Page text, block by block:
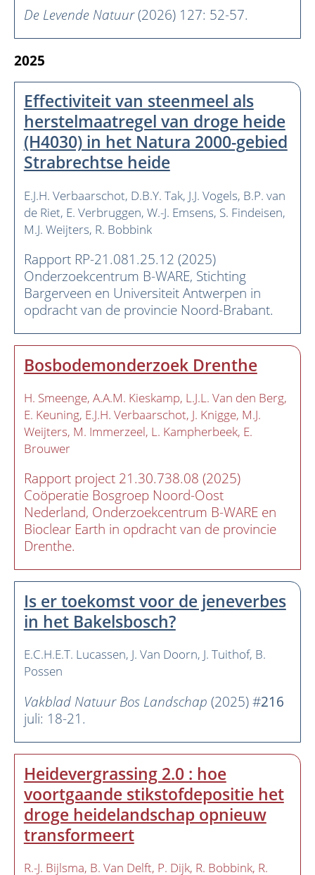
De Levende Natuur(2026) 127: 52-57.
2025
Effectiviteit van steenmeel als
herstelmaatregel van droge heide
(H4030) in het Natura 2000-gebied
Strabrechtse heide
E.J.H. Verbaarschot D.B.Y. Tak J.J. Vogels B.P. van
de Riet E. Verbruggen W.-J. Emsens S. Findeisen
M.J. Weijters R. Bobbink
Rapport RP-21.081.25.12 (2025)
Onderzoekcentrum B-WARE, Stichting
Bargerveen en Universiteit Antwerpen in
opdracht van de provincie Noord-Brabant.
Bosbodemonderzoek Drenthe
H. Smeenge A.A.M. Kieskamp L.J.L. Van den Berg
E. Keuning E.J.H. Verbaarschot J. Knigge M.J.
Weijters M. Immerzeel L. Kampherbeek E.
Brouwer
Rapport project 21.30.738.08 (2025)
Coöperatie Bosgroep Noord-Oost
Nederland, Onderzoekcentrum B-WARE en
Bioclear Earth in opdracht van de provincie
Drenthe.
Is er toekomst voor de jeneverbes
in het Bakelsbosch?
E.C.H.E.T. Lucassen J. Van Doorn J. Tuithof B.
Possen
Vakblad Natuur Bos Landschap (2025) #216
juli: 18-21.
Heidevergrassing 2.0 : hoe
voortgaande stikstofdepositie het
droge heidelandschap opnieuw
transformeert
R.-J. Bijlsma B. Van Delft P. Dijk R. Bobbink R.